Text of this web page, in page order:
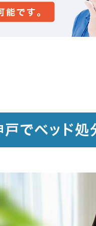
戸でベッド